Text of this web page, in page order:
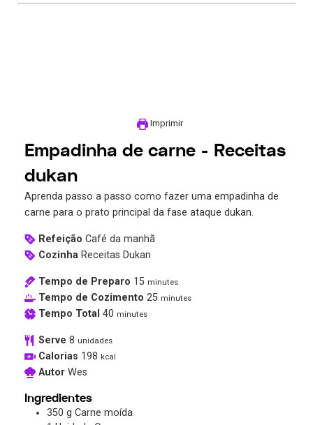
Imprimir
Empadinha de carne - Receitas
dukan
Aprenda passo a passo como fazer uma empadinha de
carne para o prato principal da fase ataque dukan.
Refeição Café da manhã
Cozinha Receitas Dukan
Tempo de Preparo 15 minutes
Tempo de Cozimento 25 minutes
Tempo Total 40 minutes
Serve 8 unidades
Calorias 198 kcal
Autor Wes
Ingredientes
350 g Carne moída